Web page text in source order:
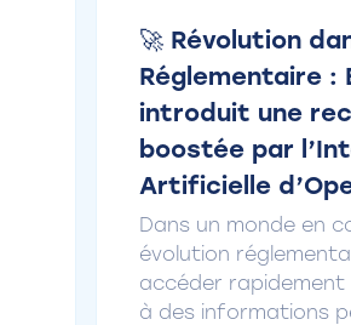
🚀 Révolution
Réglementaire :
introduit une
boostée par
Artificielle
Dans un monde en
évolution
accéder
à des informations